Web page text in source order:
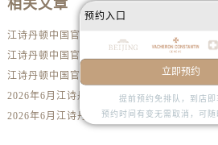
相关文章
江诗丹顿中国官方售后服务中心｜服务电话及详细网点地址权威信息公示（2026年6月最新）
江诗丹顿中国官方售后服务中心｜最新电话与详细地址权威信息公示（2026年6月最新）
2026年6月江诗丹顿官方售后维修保养网点变动简明补充手册确认文件
2026年6月江诗丹顿表友速看第三弹：售后网点迁移及新开全览
预约入口
立即预约
提前预约免排队，到店即
预约时间有变无需取消，可随